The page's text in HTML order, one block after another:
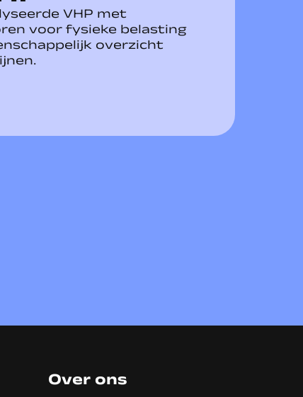
VHP met
voor fysieke belasting
overzicht
Over ons